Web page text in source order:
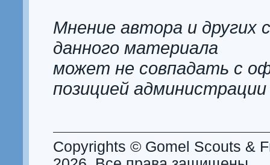
Мнение автора и других
данного материала
может не совпадать с
позицией
Copyrights © Gomel Scouts &